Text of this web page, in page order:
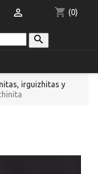
shopping_cart (0)


irguizhitas y